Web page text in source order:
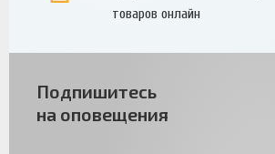
товаров онлайн
Подпишитесь
на оповещения